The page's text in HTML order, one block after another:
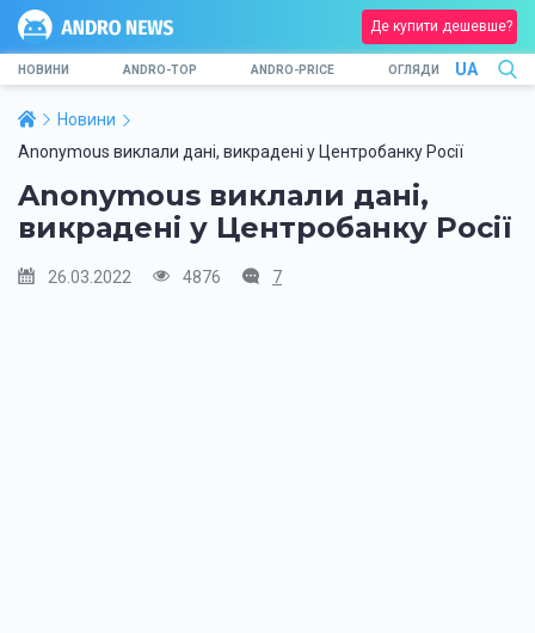
Де купити дешевше?
НОВИНИ ANDRO-TOP ANDRO-PRICE ОГЛЯДИ UA
Новини
Anonymous виклали дані, викрадені у Центробанку Росії
Anonymous виклали дані,
викрадені у Центробанку Росії
26.03.2022 4876 7